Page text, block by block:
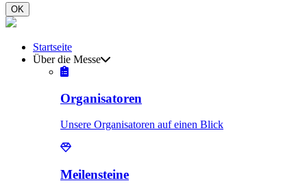
OK
Startseite
Über die Messe
Organisatoren
Unsere Organisatoren auf einen Blick
Meilensteine